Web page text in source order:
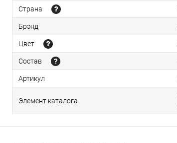
Страна
Брэнд
Цвет
Состав
Артикул
Элемент каталога